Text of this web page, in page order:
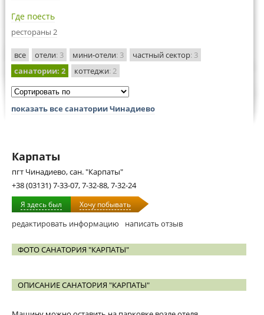
Где поесть
рестораны 2
все отели: 3 мини-отели: 3 частный сектор: 3
санатории: 2 коттеджи: 2
показать все санатории Чинадиево
Карпаты
пгт Чинадиево, сан. "Карпаты"
+38 (03131) 7-33-07, 7-32-88, 7-32-24
Я здесь был Хочу побывать
редактировать информацию написать отзыв
ФОТО САНАТОРИЯ "КАРПАТЫ"
ОПИСАНИЕ САНАТОРИЯ "КАРПАТЫ"